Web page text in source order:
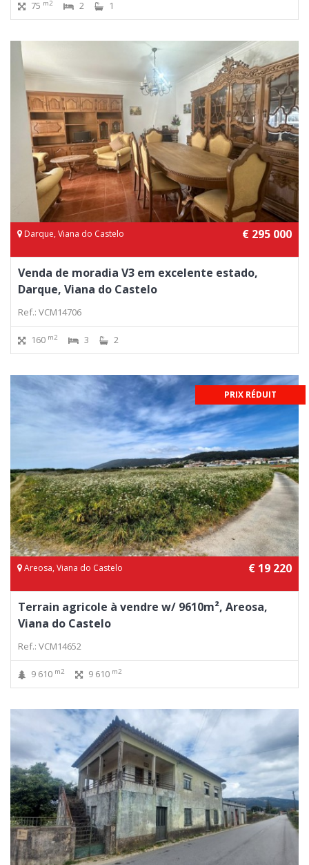
75 m2 2 1
Darque, Viana do Castelo € 295 000
Venda de moradia V3 em excelente estado,
Darque, Viana do Castelo
Ref.: VCM14706
160 m2 3 2
PRIX RÉDUIT
Areosa, Viana do Castelo € 19 220
Terrain agricole à vendre w/ 9610m², Areosa,
Viana do Castelo
Ref.: VCM14652
9 610 m2 9 610 m2